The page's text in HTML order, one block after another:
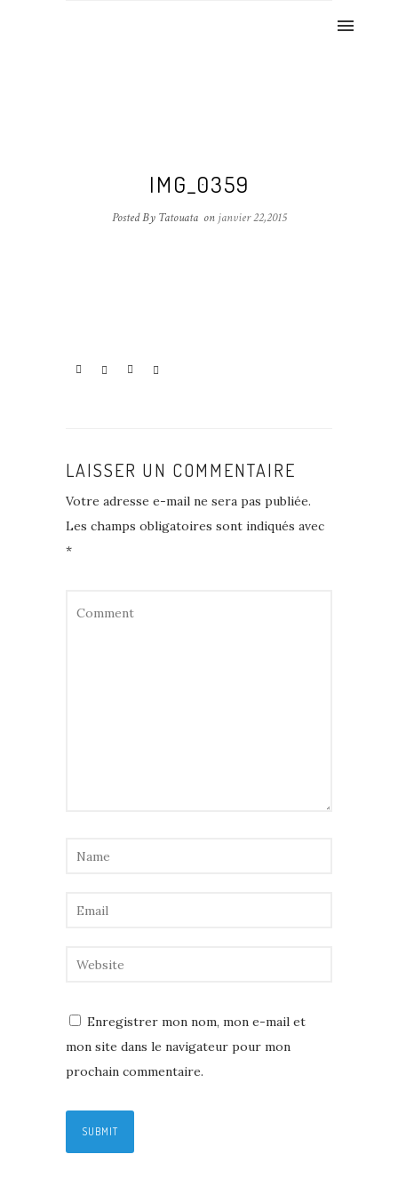
IMG_0359
Posted By Tatouata on janvier 22,2015
LAISSER UN COMMENTAIRE
Votre adresse e-mail ne sera pas publiée.
Les champs obligatoires sont indiqués avec
*
Enregistrer mon nom, mon e-mail et
mon site dans le navigateur pour mon
prochain commentaire.